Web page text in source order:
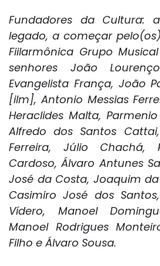
Fundadores da Cultura:
legado, a começar
Fiilarmônica Grupo
senhores João
Evangelista França, João
[ilm], Antonio Messias
Heraclides Malta,
Alfredo dos Santos
Ferreira, Júlio Chachá,
Cardoso, Álvaro Antunes
José da Costa, Joaquim
Casimiro José dos
Vídero, Manoel
Manoel Rodrigues
Filho e Álvaro Sousa.